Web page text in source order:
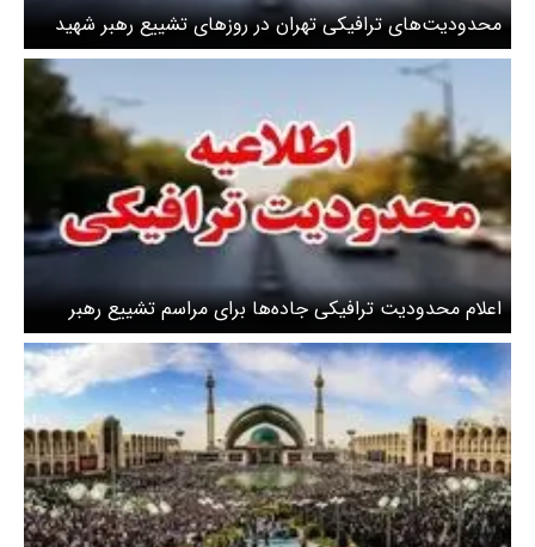
محدودیت‌های ترافیکی تهران در روزهای تشییع رهبر شهید
انقلاب چیست؟ + جزئیات محدودیت‌ها در ۲۲ منطقه
پایتخت
اعلام محدودیت‌ ترافیکی جاده‌ها برای مراسم تشییع رهبر
شهید